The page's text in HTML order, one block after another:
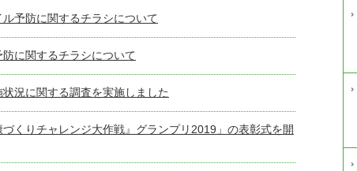
予防に関するチラシについて
に関するチラシについて
況に関する調査を実施しました
づくりチャレンジ大作戦』グランプリ2019」の表彰式を開